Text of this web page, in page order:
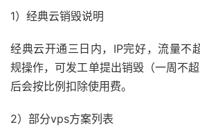
1）经典云销毁说明
经典云开通三日内，IP完好，流量不
规操作，可发工单提出销毁（一周不
后会按比例扣除使用费。
2）部分vps方案列表